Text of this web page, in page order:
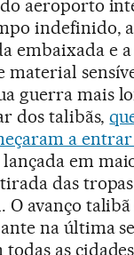
aeroporto
indefinido,
embaixada e
material
guerra mais
dos talibãs,
a
em
das
O avanço
na última
as